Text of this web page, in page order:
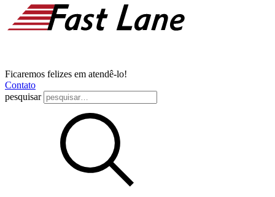
Ficaremos felizes em atendê-lo!
Contato
pesquisar